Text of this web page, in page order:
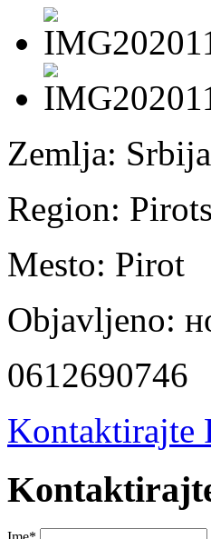
Zemlja: Srbija
Region:
Mesto: Pirot
Objavljeno:
0612690746
Kontaktirajte